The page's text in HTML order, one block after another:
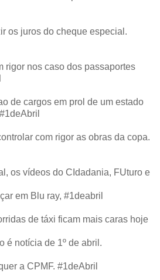
os juros do cheque especial.
rigor nos caso dos passaportes
de cargos em prol de um estado
com rigor as obras da copa.
os vídeos do CIdadania, FUturo e
em Blu ray, #1deabril
de táxi ficam mais caras hoje
é notícia de 1º de abril.
a CPMF. #1deAbril